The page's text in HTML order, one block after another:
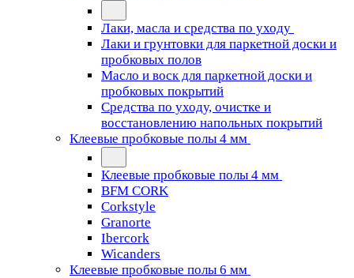
Лаки, масла и средства по уходу
Лаки и грунтовки для паркетной доски и
пробковых полов
Масло и воск для паркетной доски и
пробковых покрытий
Средства по уходу, очистке и
восстановлению напольных покрытий
Клеевые пробковые полы 4 мм
Клеевые пробковые полы 4 мм
BFM CORK
Corkstyle
Granorte
Ibercork
Wicanders
Клеевые пробковые полы 6 мм